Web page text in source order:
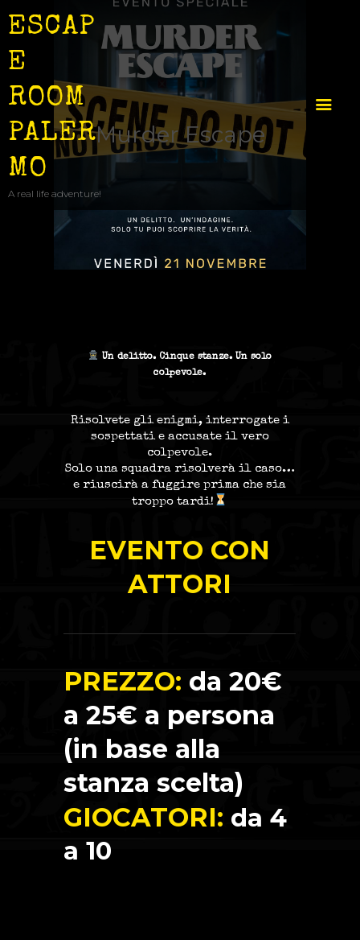
ESCAP
E
ROOM
PALER
MO
A real life adventure!
STANZE
EVENTI
Murder Escape
Un delitto. Cinque stanze. Un solo
colpevole.
Risolvete gli enigmi, interrogate i
sospettati e accusate il vero
colpevole.
Solo una squadra risolverà il caso…
e riuscirà a fuggire prima che sia
troppo tardi!
EVENTO CON
ATTORI
PREZZO: da 20€
a 25€ a persona
(in base alla
stanza scelta)
GIOCATORI: da 4
a 10